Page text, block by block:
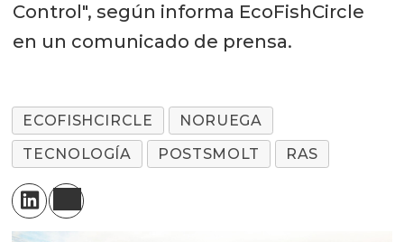
Control", según informa EcoFishCircle
en un comunicado de prensa.
ECOFISHCIRCLE
NORUEGA
TECNOLOGÍA
POSTSMOLT RAS